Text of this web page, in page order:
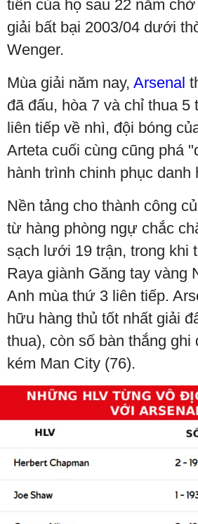
tiên của họ sau 22 năm
giải bất bại 2003/04 dưới
Wenger.
Mùa giải năm nay, Arsenal
đã đấu, hòa 7 và chỉ thua 5
liên tiếp về nhì, đội bóng
Arteta cuối cùng cũng phá
hành trình chinh phục danh
Nền tảng cho thành công
từ hàng phòng ngự chắc
sạch lưới 19 trận, trong khi
Raya giành Găng tay vàng
Anh mùa thứ 3 liên tiếp.
hữu hàng thủ tốt nhất giải
thua), còn số bàn thắng
kém Man City (76).